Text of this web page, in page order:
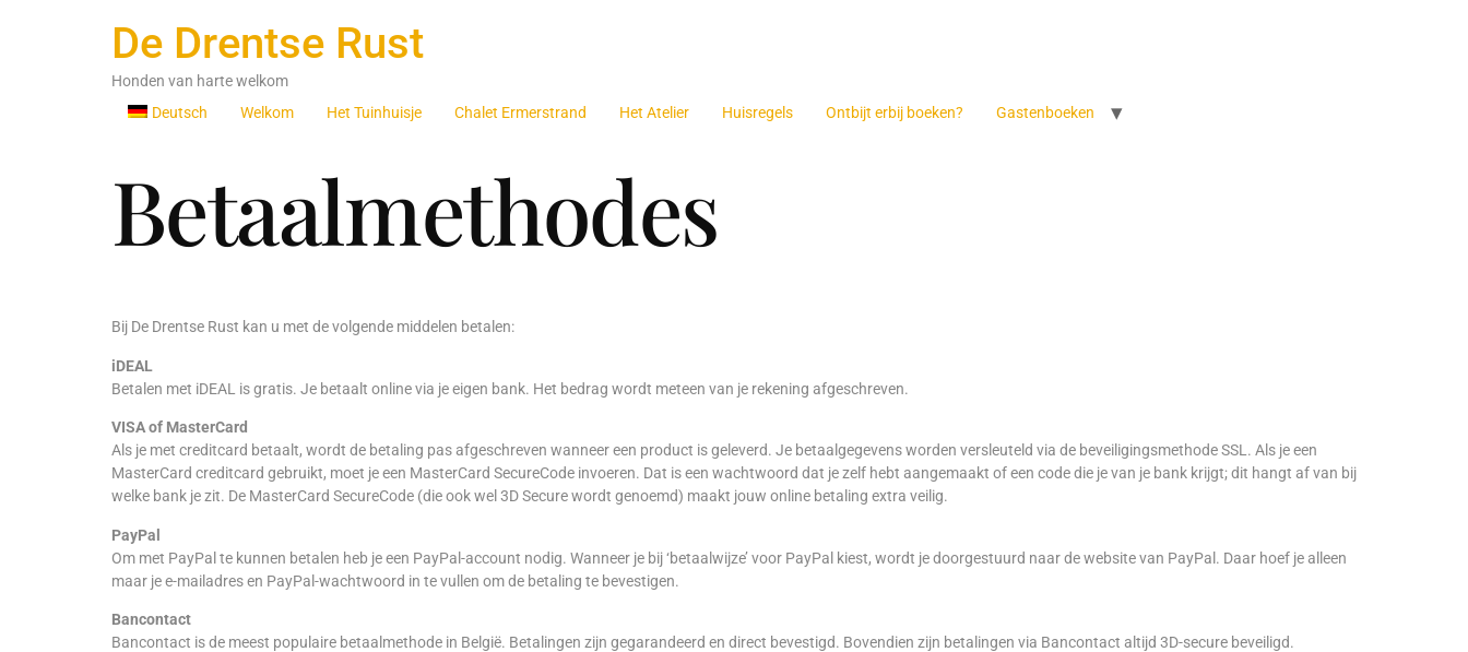
De Drentse Rust
Honden van harte welkom
Deutsch
Welkom Het Tuinhuisje Chalet Ermerstrand Het Atelier Huisregels Ontbijt erbij boeken? Gastenboeken
Betaalmethodes
Bij De Drentse Rust kan u met de volgende middelen betalen:
iDEAL
Betalen met iDEAL is gratis. Je betaalt online via je eigen bank. Het bedrag wordt meteen van je rekening afgeschreven.
VISA of MasterCard
Als je met creditcard betaalt, wordt de betaling pas afgeschreven wanneer een product is geleverd. Je betaalgegevens worden versleuteld via de beveiligingsmethode SSL. Als je een
MasterCard creditcard gebruikt, moet je een MasterCard SecureCode invoeren. Dat is een wachtwoord dat je zelf hebt aangemaakt of een code die je van je bank krijgt; dit hangt af van bij
welke bank je zit. De MasterCard SecureCode (die ook wel 3D Secure wordt genoemd) maakt jouw online betaling extra veilig.
PayPal
Om met PayPal te kunnen betalen heb je een PayPal-account nodig. Wanneer je bij ‘betaalwijze’ voor PayPal kiest, wordt je doorgestuurd naar de website van PayPal. Daar hoef je alleen
maar je e-mailadres en PayPal-wachtwoord in te vullen om de betaling te bevestigen.
Bancontact
Bancontact is de meest populaire betaalmethode in België. Betalingen zijn gegarandeerd en direct bevestigd. Bovendien zijn betalingen via Bancontact altijd 3D-secure beveiligd.